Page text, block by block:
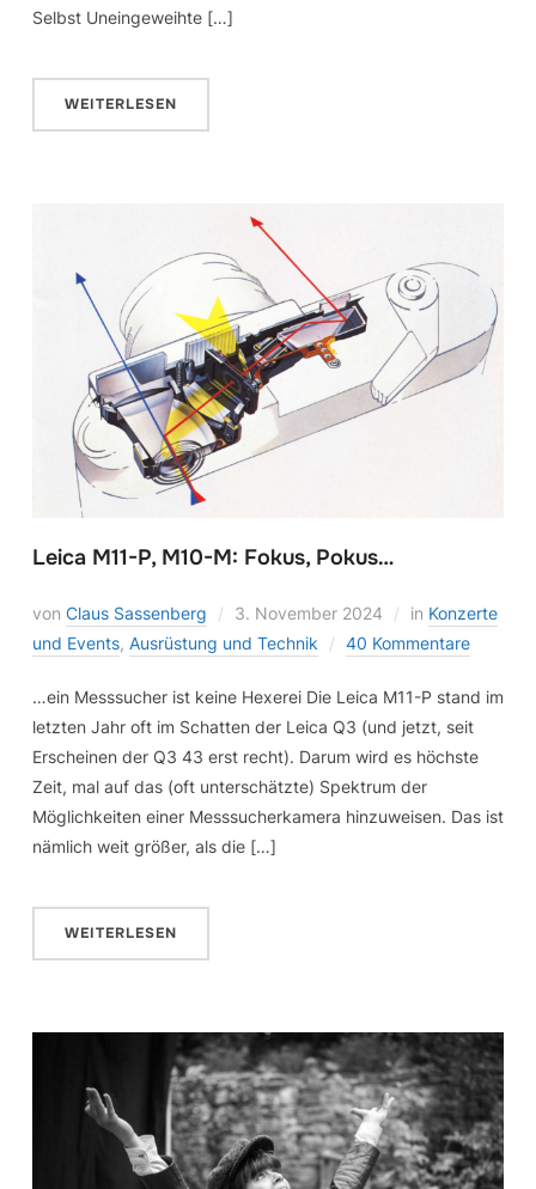
Selbst Uneingeweihte […]
WEITERLESEN
Leica M11-P, M10-M: Fokus, Pokus…
von Claus Sassenberg 3. November 2024 in Konzerte
und Events, Ausrüstung und Technik 40 Kommentare
…ein Messsucher ist keine Hexerei Die Leica M11-P stand im
letzten Jahr oft im Schatten der Leica Q3 (und jetzt, seit
Erscheinen der Q3 43 erst recht). Darum wird es höchste
Zeit, mal auf das (oft unterschätzte) Spektrum der
Möglichkeiten einer Messsucherkamera hinzuweisen. Das ist
nämlich weit größer, als die […]
WEITERLESEN